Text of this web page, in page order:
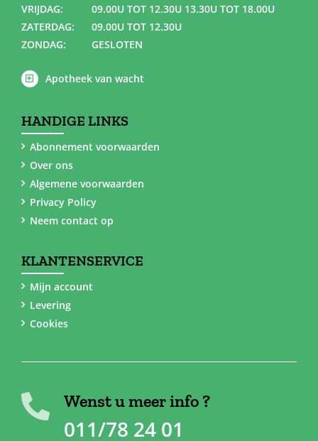
VRIJDAG:
09.00U TOT 12.30U 13.30U TOT 18.00U
ZATERDAG:
09.00U TOT 12.30U
ZONDAG:
GESLOTEN
Apotheek van wacht
HANDIGE LINKS
Abonnement voorwaarden
Over ons
Algemene voorwaarden
Privacy Policy
Neem contact op
KLANTENSERVICE
Mijn account
Levering
Cookies
Wenst u meer info ?
011/78 24 01